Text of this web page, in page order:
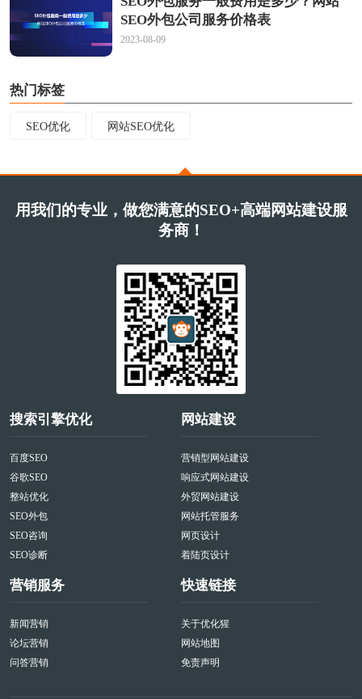
SEO外包公司服务价格表
2023-08-09
热门标签
SEO优化 网站SEO优化
用我们的专业，做您满意的SEO+高端网站建设服
务商！
搜索引擎优化
百度SEO
谷歌SEO
整站优化
SEO外包
SEO咨询
SEO诊断
网站建设
营销型网站建设
响应式网站建设
外贸网站建设
网站托管服务
网页设计
着陆页设计
营销服务
新闻营销
论坛营销
问答营销
快速链接
关于优化猩
网站地图
免责声明